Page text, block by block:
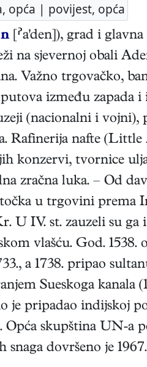
opća | povijest, opća
[a'den]), grad i
na sjevernoj obali
Važno trgovačko,
između zapada i
(nacionalni i vojni),
Rafinerija nafte
konzervi, tvornice
zračna luka. – Od
u trgovini prema
U IV. st. zauzeli su ga
vlašću. God. 1538.
a 1738. pripao
Sueskoga
je pripadao indijskoj
Opća skupština UN-a
snaga dovršeno je